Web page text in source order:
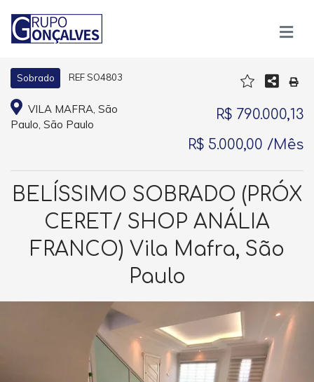
Sobrado REF SO4803
VILA MAFRA, São
Paulo, São Paulo
R$ 790.000,13
R$ 5.000,00 /Mês
BELÍSSIMO SOBRADO (PRÓX
CERET/ SHOP ANÁLIA
FRANCO) Vila Mafra, São
Paulo